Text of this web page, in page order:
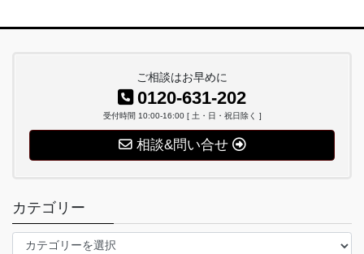
ご相談はお早めに
0120-631-202
受付時間 10:00-16:00 [ 土・日・祝日除く ]
相談&問い合せ
カテゴリー